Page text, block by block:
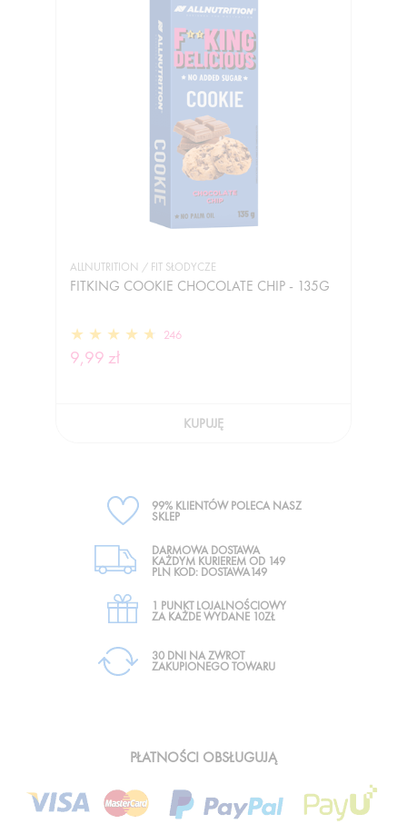
ALLNUTRITION / FIT SŁODYCZE
FITKING COOKIE CHOCOLATE CHIP - 135G
246
9,99 zł
KUPUJĘ
99% KLIENTÓW POLECA NASZ
SKLEP
DARMOWA DOSTAWA
KAŻDYM KURIEREM OD 149
PLN KOD: DOSTAWA149
1 PUNKT LOJALNOŚCIOWY
ZA KAŻDE WYDANE 10ZŁ
30 DNI NA ZWROT
ZAKUPIONEGO TOWARU
PŁATNOŚCI OBSŁUGUJĄ